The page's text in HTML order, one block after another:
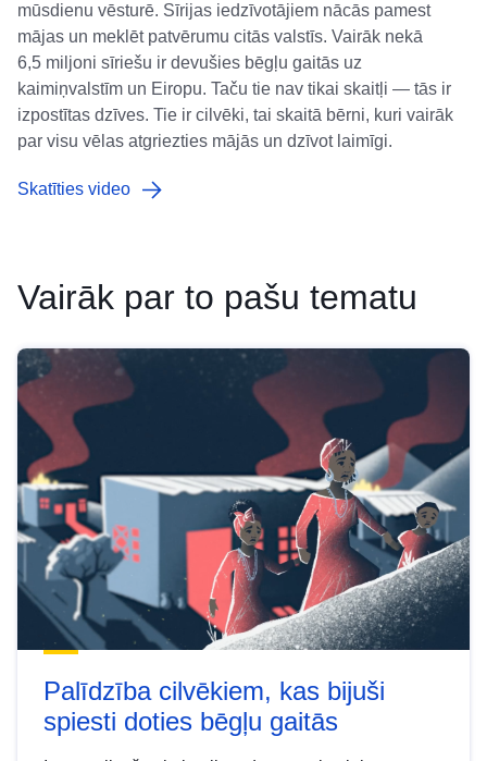
mūsdienu vēsturē. Sīrijas iedzīvotājiem nācās pamest
mājas un meklēt patvērumu citās valstīs. Vairāk nekā
6,5 miljoni sīriešu ir devušies bēgļu gaitās uz
kaimiņvalstīm un Eiropu. Taču tie nav tikai skaitļi — tās ir
izpostītas dzīves. Tie ir cilvēki, tai skaitā bērni, kuri vairāk
par visu vēlas atgriezties mājās un dzīvot laimīgi.
Skatīties video
Vairāk par to pašu tematu
Palīdzība cilvēkiem, kas bijuši
spiesti doties bēgļu gaitās